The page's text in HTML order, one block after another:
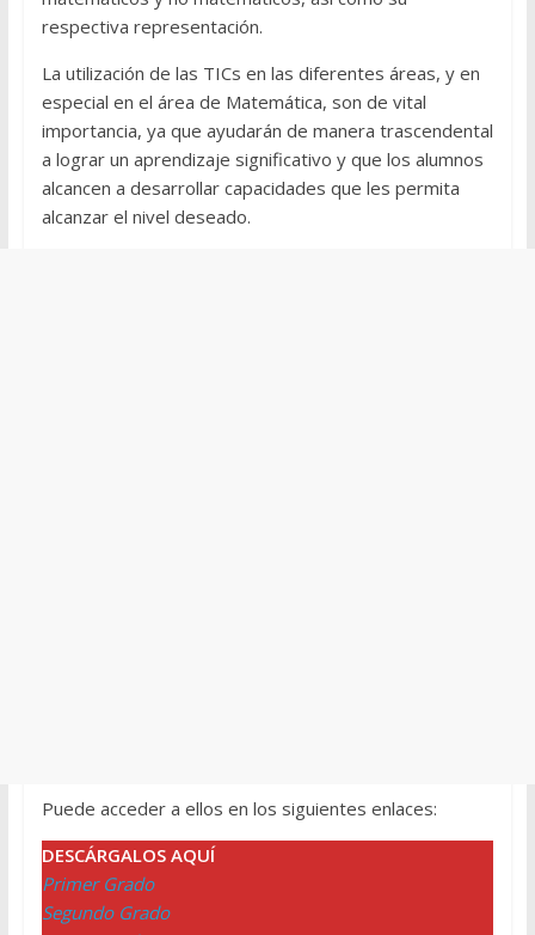
respectiva representación.
La utilización de las TICs en las diferentes áreas, y en
especial en el área de Matemática, son de vital
importancia, ya que ayudarán de manera trascendental
a lograr un aprendizaje significativo y que los alumnos
alcancen a desarrollar capacidades que les permita
alcanzar el nivel deseado.
Puede acceder a ellos en los siguientes enlaces:
DESCÁRGALOS AQUÍ
Primer Grado
Segundo Grado